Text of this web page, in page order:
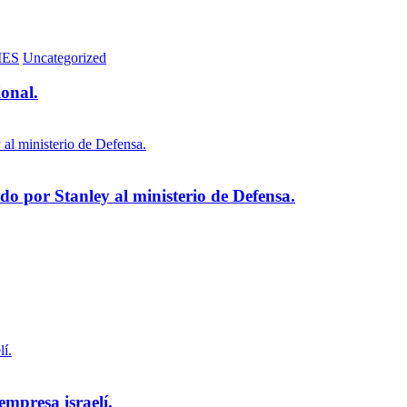
Uncategorized
por Stanley al ministerio de Defensa.
israelí.